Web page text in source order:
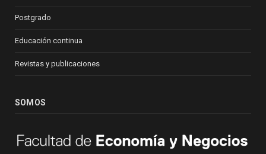
Postgrado
Educación continua
Revistas y publicaciones
SOMOS